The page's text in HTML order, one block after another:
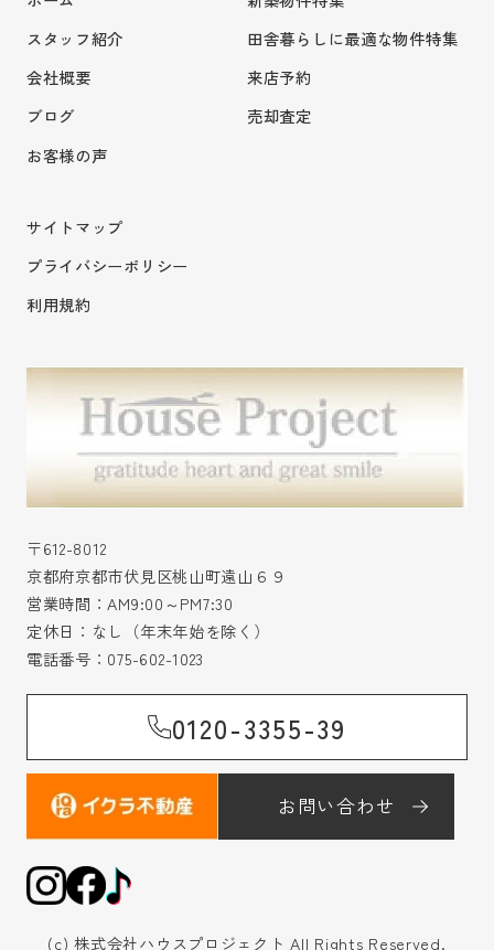
スタッフ紹介
会社概要
ブログ
お客様の声
田舎暮らしに最適な物件特集
来店予約
売却査定
サイトマップ
プライバシーポリシー
利用規約
〒612-8012
京都府京都市伏見区桃山町遠山６９
営業時間：AM9:00～PM7:30
定休日：なし（年末年始を除く）
電話番号： 075-602-1023
0120-3355-39
お問い合わせ
(c) 株式会社ハウスプロジェクト All Rights Reserved.